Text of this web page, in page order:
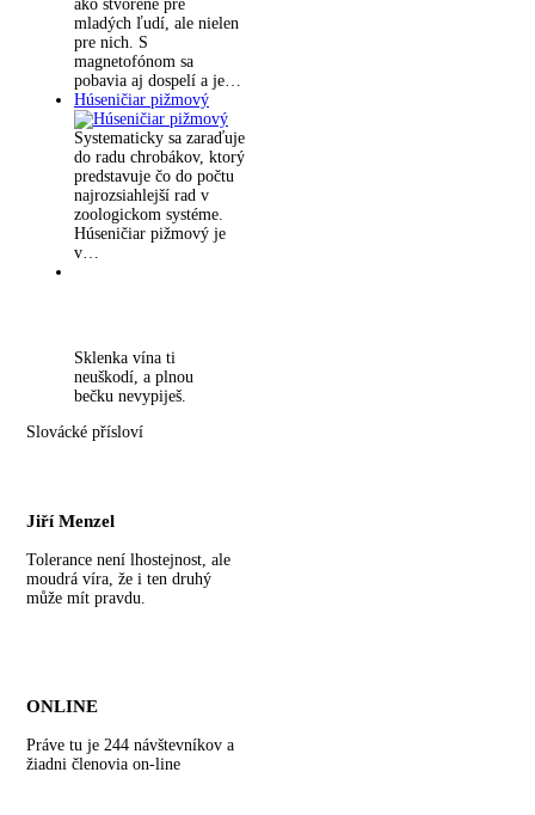
ako stvorené pre
mladých ľudí, ale nielen
pre nich. S
magnetofónom sa
pobavia aj dospelí a je…
Húseničiar pižmový
Systematicky sa zaraďuje
do radu chrobákov, ktorý
predstavuje čo do počtu
najrozsiahlejší rad v
zoologickom systéme.
Húseničiar pižmový je
v…
Sklenka vína ti
neuškodí, a plnou
bečku nevypiješ.
Slovácké přísloví
Jiří Menzel
Tolerance není lhostejnost, ale
moudrá víra, že i ten druhý
může mít pravdu.
ONLINE
Práve tu je 244 návštevníkov a
žiadni členovia on-line